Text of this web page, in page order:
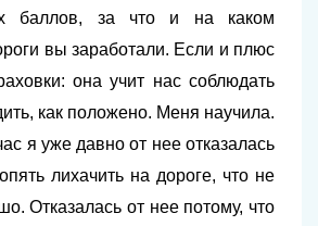
баллов, за что и на каком
вы заработали. Если и плюс
она учит нас соблюдать
как положено. Меня научила.
я уже давно от нее отказалась
лихачить на дороге, что не
Отказалась от нее потому, что